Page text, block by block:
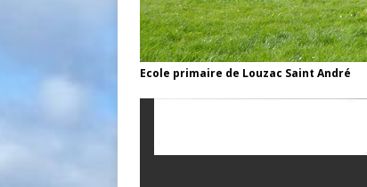
Ecole primaire de Louzac Saint André